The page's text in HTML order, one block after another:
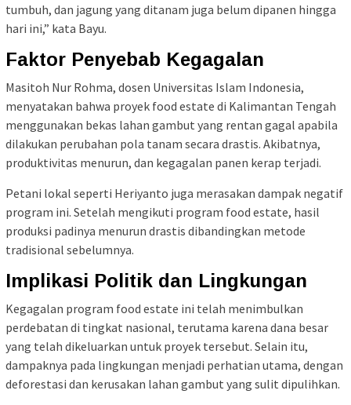
tumbuh, dan jagung yang ditanam juga belum dipanen hingga
hari ini,” kata Bayu.
Faktor Penyebab Kegagalan
Masitoh Nur Rohma, dosen Universitas Islam Indonesia,
menyatakan bahwa proyek food estate di Kalimantan Tengah
menggunakan bekas lahan gambut yang rentan gagal apabila
dilakukan perubahan pola tanam secara drastis. Akibatnya,
produktivitas menurun, dan kegagalan panen kerap terjadi.
Petani lokal seperti Heriyanto juga merasakan dampak negatif
program ini. Setelah mengikuti program food estate, hasil
produksi padinya menurun drastis dibandingkan metode
tradisional sebelumnya.
Implikasi Politik dan Lingkungan
Kegagalan program food estate ini telah menimbulkan
perdebatan di tingkat nasional, terutama karena dana besar
yang telah dikeluarkan untuk proyek tersebut. Selain itu,
dampaknya pada lingkungan menjadi perhatian utama, dengan
deforestasi dan kerusakan lahan gambut yang sulit dipulihkan.